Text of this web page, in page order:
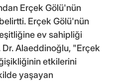
Erçek Gölü'nün
Erçek Gölü'nün
ev sahipliği
Dr. Alaeddinoğlu, "Erçek
etkilerini
yaşayan